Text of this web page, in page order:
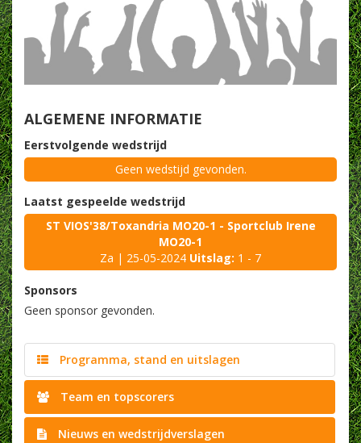
ALGEMENE INFORMATIE
Eerstvolgende wedstrijd
Geen wedstijd gevonden.
Laatst gespeelde wedstrijd
ST VIOS'38/Toxandria MO20-1 - Sportclub Irene
MO20-1
Za | 25-05-2024 Uitslag: 1 - 7
Sponsors
Geen sponsor gevonden.
Programma, stand en uitslagen
Team en topscorers
Nieuws en wedstrijdverslagen